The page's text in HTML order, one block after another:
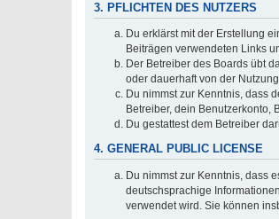
3. PFLICHTEN DES NUTZERS
Du erklärst mit der Erstellung
Beiträgen verwendeten Links
Der Betreiber des Boards übt
oder dauerhaft von der
Du nimmst zur Kenntnis, dass
Betreiber, dein Benutzerkonto,
Du gestattest dem Betreiber
4. GENERAL PUBLIC LICENSE
Du nimmst zur Kenntnis, dass
deutschsprachige
verwendet wird. Sie können